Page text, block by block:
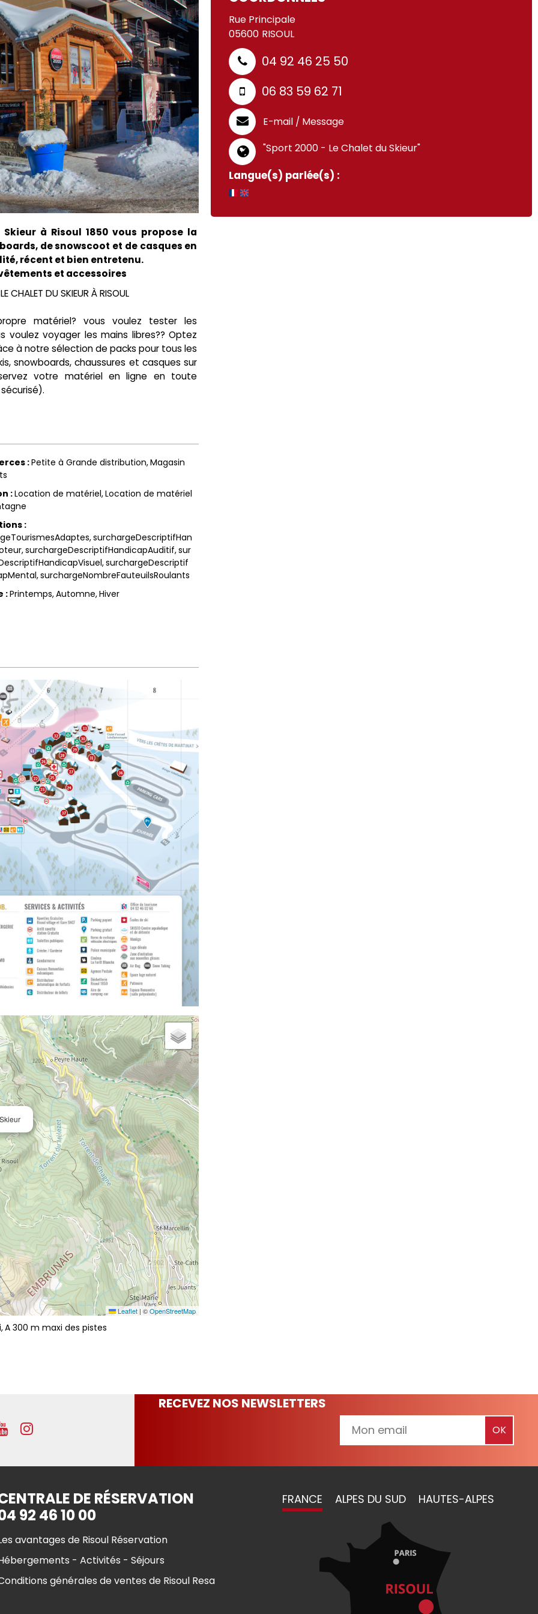
Rue Principale
05600 RISOUL
04 92 46 25 50
06 83 59 62 71
E-mail / Message
"Sport 2000 - Le Chalet du Skieur"
Langue(s) parlée(s) :
à Risoul 1850 vous propose la
de snowscoot et de casques en
récent et bien entretenu.
et accessoires
CHALET DU SKIEUR À RISOUL
matériel? vous voulez tester les
voulez voyager les mains libres?? Optez
à notre sélection de packs pour tous les
snowboards, chaussures et casques sur
votre matériel en ligne en toute
:Petite à Grande distribution Magasin
:Location de matériel Location de matériel
:
surchargeDescriptifHan
surchargeDescriptifHandicapAuditif sur
surchargeDescriptif
surchargeNombreFauteuilsRoulants
:Printemps Automne Hiver
Leaflet | ©OpenStreetMap
A 300 m maxi des pistes
RECEVEZ NOS NEWSLETTERS
DE RÉSERVATION
92 46 10 00
avantages de Risoul Réservation
- Activités - Séjours
générales de ventes de Risoul Resa
FRANCE ALPES DU SUD HAUTES-ALPES